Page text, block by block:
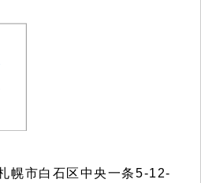
市白石区中央一条5-12-